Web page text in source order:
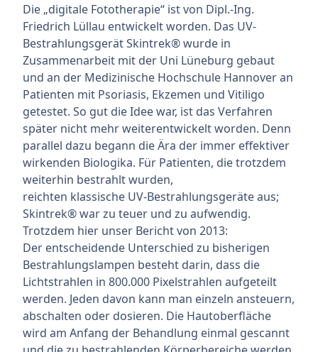
Die „digitale Fototherapie“ ist von Dipl.-Ing.
Friedrich Lüllau entwickelt worden. Das UV-
Bestrahlungsgerät Skintrek® wurde in
Zusammenarbeit mit der Uni Lüneburg gebaut
und an der Medizinische Hochschule Hannover an
Patienten mit Psoriasis, Ekzemen und Vitiligo
getestet. So gut die Idee war, ist das Verfahren
später nicht mehr weiterentwickelt worden. Denn
parallel dazu begann die Ära der immer effektiver
wirkenden Biologika. Für Patienten, die trotzdem
weiterhin bestrahlt wurden,
reichten klassische UV-Bestrahlungsgeräte aus;
Skintrek® war zu teuer und zu aufwendig.
Trotzdem hier unser Bericht von 2013:
Der entscheidende Unterschied zu bisherigen
Bestrahlungslampen besteht darin, dass die
Lichtstrahlen in 800.000 Pixelstrahlen aufgeteilt
werden. Jeden davon kann man einzeln ansteuern,
abschalten oder dosieren. Die Hautoberfläche
wird am Anfang der Behandlung einmal gescannt